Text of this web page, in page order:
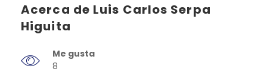
Acerca de Luis Carlos Serpa
Higuita
Me gusta
8